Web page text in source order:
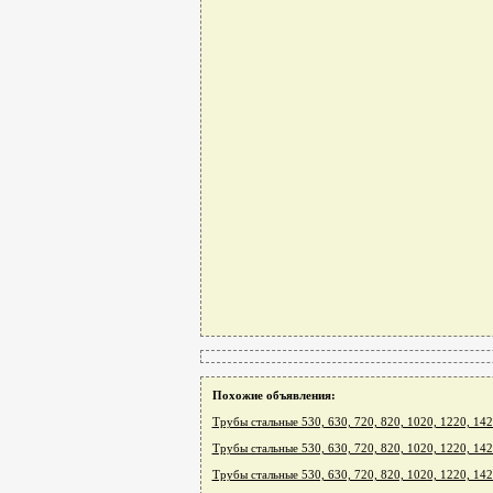
Похожие объявления:
Трубы стальные 530, 630, 720, 820, 1020, 1220,
Трубы стальные 530, 630, 720, 820, 1020, 1220,
Трубы стальные 530, 630, 720, 820, 1020, 1220,